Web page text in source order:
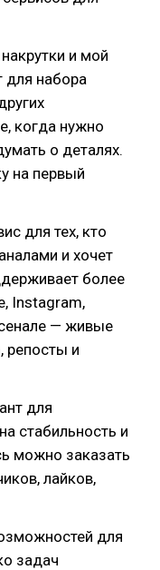
и мой
для набора
когда нужно
о деталях.
на первый
для тех, кто
и хочет
более
Instagram,
— живые
репосты и
для
стабильность и
можно заказать
лайков,
для
задач